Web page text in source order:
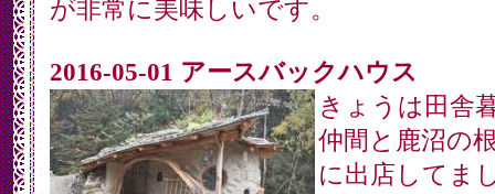
が非常に美味しいです。
2016-05-01 アースバックハウス
きょうは田舎
仲間と鹿沼の
に出店してま